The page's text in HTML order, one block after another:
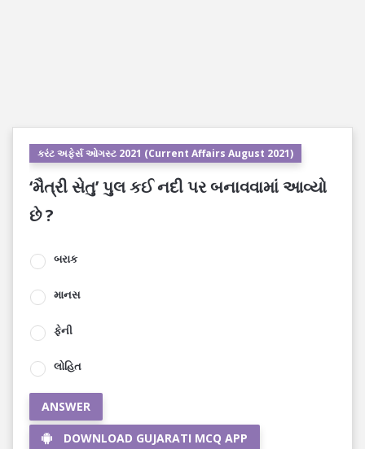
કરંટ અફેર્સ ઓગસ્ટ 2021 (Current Affairs August 2021)
‘મૈત્રી સેતુ’ પુલ કઈ નદી પર બનાવવામાં આવ્યો
છે ?
બરાક
માનસ
ફેની
લોહિત
ANSWER
DOWNLOAD GUJARATI MCQ APP